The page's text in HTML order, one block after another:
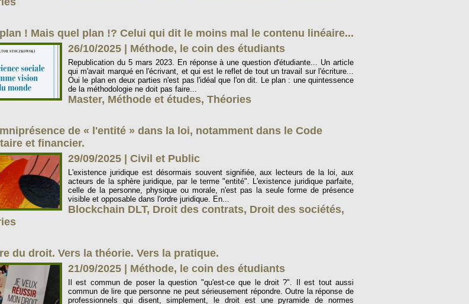
! Mais quel plan !? Celui qui dit le moins mal le contenu linéaire...
26/10/2025
Méthode, le coin des étudiants
Republication du 5 mars 2023. En réponse à une question d'étudiante... Un article
qui m'avait marqué en l'écrivant, et qui est le reflet de tout un travail sur l'écriture...
Oui le plan en deux parties n'est pas l'idéal que l'on dit. Le plan : une quintessence
de la méthodologie ne doit pas faire...
Master, Méthode et études, Théories
de « l'entité » dans la loi, notamment dans le Code
et financier.
29/09/2025
Civil et Public
L'existence juridique est désormais souvent signifiée, aux lecteurs de la loi, aux
acteurs de la sphère juridique, par le terme "entité". L'existence juridique parfaite,
celle de la personne, physique ou morale, n'est pas la seule forme de présence
visible et opposable dans l'ordre juridique. En...
Blockchain DLT, Droit des contrats, Droit des sociétés,
du droit. Vers la théorie. Vers la pratique.
21/09/2025
Méthode, le coin des étudiants
Il est commun de poser la question "qu'est-ce que le droit ?". Il est tout aussi
commun de lire que personne ne peut sérieusement répondre. Outre la réponse de
professionnels qui disent, simplement, le droit est une pyramide de normes